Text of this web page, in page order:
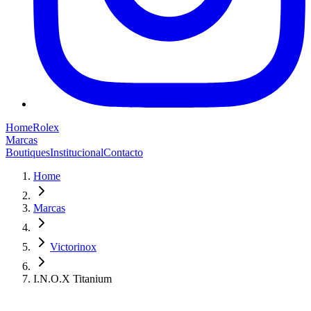
HomeRolex
Marcas
BoutiquesInstitucionalContacto
Home
Marcas
Victorinox
I.N.O.X Titanium